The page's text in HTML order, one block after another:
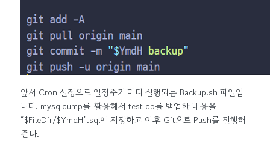
앞서 Cron 설정으로 일정주기 마다 실행되는 Backup.sh 파일입
니다. mysqldump를 활용해서 test db를 백업한 내용을
“$FileDir/$YmdH”.sql에 저장하고 이후 Git으로 Push를 진행해
준다.